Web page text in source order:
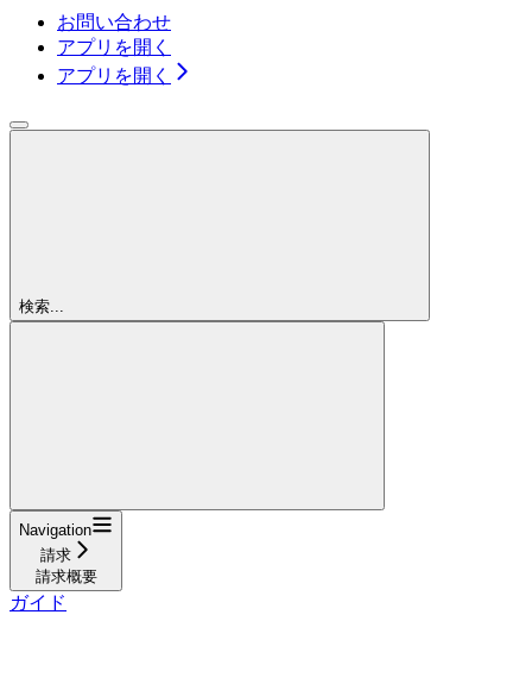
お問い合わせ
アプリを開く
アプリを開く
検索...
Navigation
請求
請求概要
ガイド